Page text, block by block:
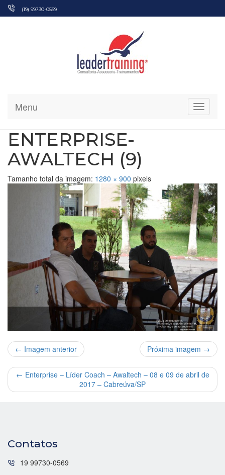
Pular
(19) 99730-0569
Menu
ENTERPRISE-
AWALTECH (9)
Tamanho total da imagem: 1280 × 900 pixels
← Imagem anterior Próxima imagem →
← Enterprise – Líder Coach – Awaltech – 08 e 09 de abril de
2017 – Cabreúva/SP
Contatos
19 99730-0569